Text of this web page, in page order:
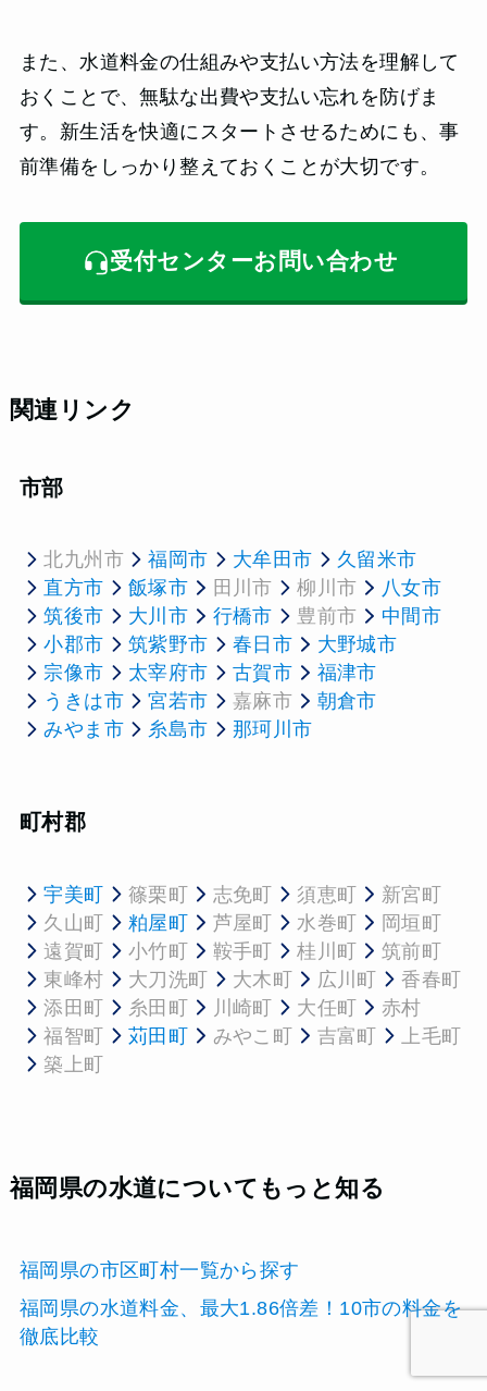
また、水道料金の仕組みや支払い方法を理解して
おくことで、無駄な出費や支払い忘れを防げま
す。新生活を快適にスタートさせるためにも、事
前準備をしっかり整えておくことが大切です。
受付センターお問い合わせ
関連リンク
市部
北九州市 福岡市 大牟田市
久留米市
直方市
飯塚市 田川市 柳川市
八女市
筑後市
大川市 行橋市 豊前市
中間市
小郡市
筑紫野市 春日市
大野城市
宗像市
太宰府市 古賀市
福津市
うきは市
宮若市 嘉麻市
朝倉市
みやま市
糸島市 那珂川市
町村郡
宇美町 篠栗町 志免町 須恵町
新宮町
久山町
粕屋町 芦屋町 水巻町
岡垣町
遠賀町
小竹町 鞍手町 桂川町
筑前町
東峰村
大刀洗町 大木町 広川町
香春町
添田町
糸田町 川崎町 大任町
赤村
福智町
苅田町 みやこ町 吉富町
上毛町
築上町
福岡県の水道についてもっと知る
福岡県の市区町村一覧から探す
福岡県の水道料金、最大1.86倍差！10市の料金を
徹底比較